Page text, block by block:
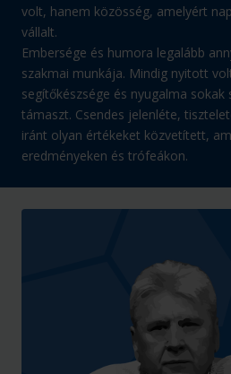
volt, hanem közösség, amelyért
vállalt.
Embersége és humora legalább
szakmai munkája. Mindig nyitott
segítőkészsége és nyugalma
támaszt. Csendes jelenléte,
iránt olyan értékeket közvetített,
eredményeken és trófeákon.